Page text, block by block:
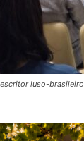
luso-brasileiro